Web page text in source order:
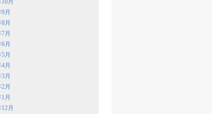
月
月
月
月
月
月
月
月
月
月
月